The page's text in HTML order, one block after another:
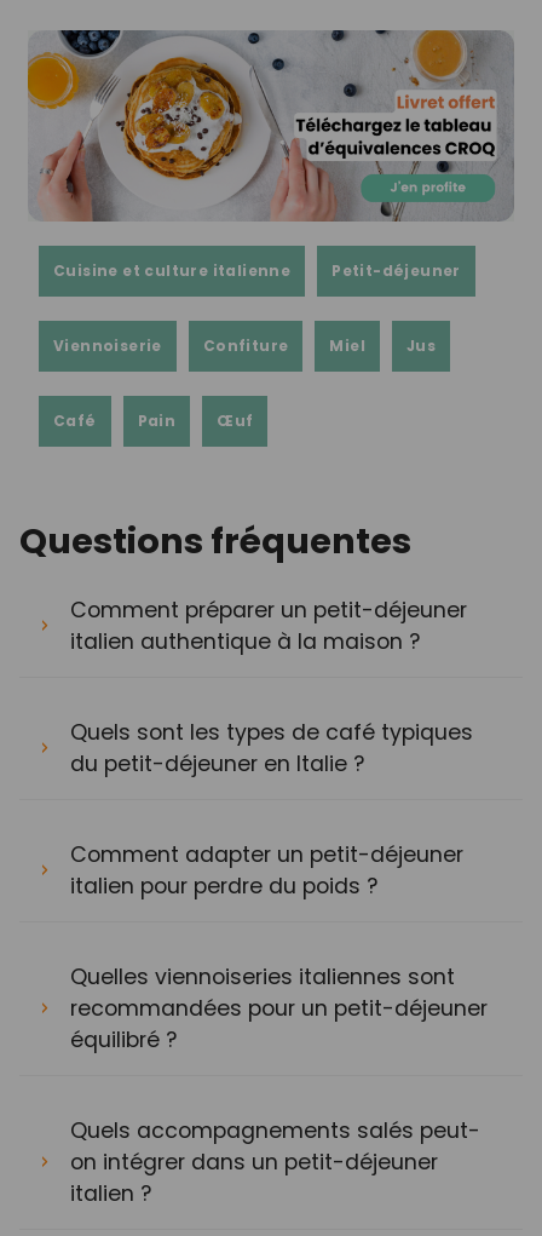
Cuisine et culture italienne Petit-déjeuner
Viennoiserie Confiture Miel Jus
Café Pain Œuf
Questions fréquentes
Comment préparer un petit-déjeuner
italien authentique à la maison ?
Quels sont les types de café typiques
du petit-déjeuner en Italie ?
Comment adapter un petit-déjeuner
italien pour perdre du poids ?
Quelles viennoiseries italiennes sont
recommandées pour un petit-déjeuner
équilibré ?
Quels accompagnements salés peut-
on intégrer dans un petit-déjeuner
italien ?